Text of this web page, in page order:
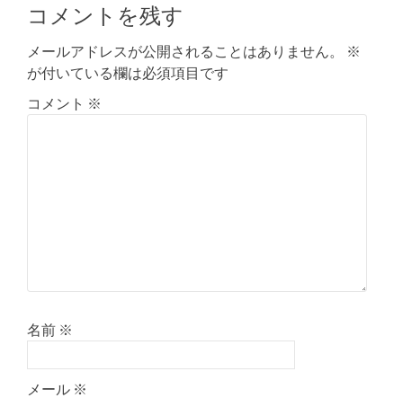
ビ
ゲ
ー
シ
コメントを残す
メールアドレスが公開されることはありません。
※
が付いている欄は必須項目です
コメント ※
名前 ※
メール ※